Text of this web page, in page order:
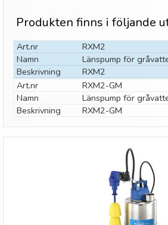
Produkten finns i följande
Art.nr
RXM2
Namn
Länspump för
Beskrivning
RXM2
Art.nr
RXM2-GM
Namn
Länspump för
Beskrivning
RXM2-GM